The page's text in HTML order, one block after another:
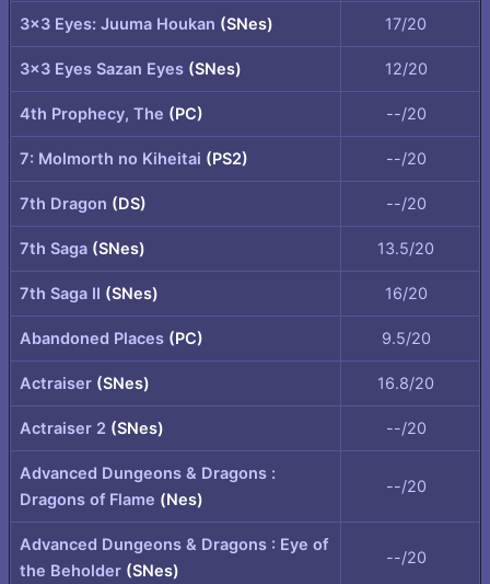
sélectionnée
3×3 Eyes: Juuma Houkan (SNes) 17/20
3x3 Eyes Sazan Eyes (SNes) 12/20
4th Prophecy, The (PC) --/20
7: Molmorth no Kiheitai (PS2) --/20
7th Dragon (DS) --/20
7th Saga (SNes) 13.5/20
7th Saga II (SNes) 16/20
Abandoned Places (PC) 9.5/20
Actraiser (SNes) 16.8/20
Actraiser 2 (SNes) --/20
Advanced Dungeons & Dragons :
Dragons of Flame (Nes)
--/20
Advanced Dungeons & Dragons : Eye of
the Beholder (SNes)
--/20